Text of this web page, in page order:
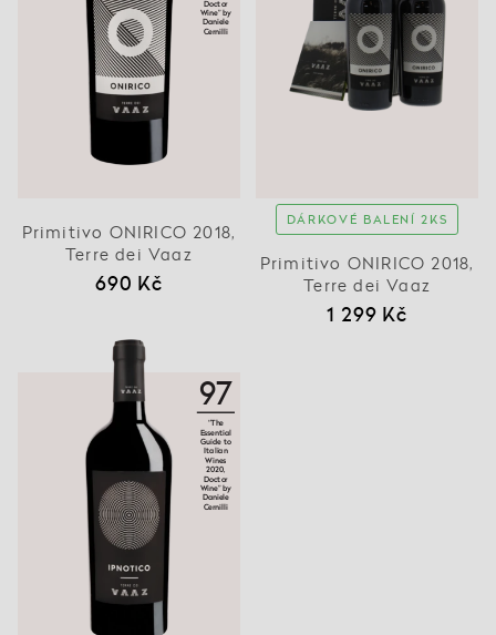
Doctor
Wine” by
Daniele
Cernilli
Primitivo ONIRICO 2018,
Terre dei Vaaz
690 Kč
DÁRKOVÉ BALENÍ 2KS
Primitivo ONIRICO 2018,
Terre dei Vaaz
1 299 Kč
97
“The
Essential
Guide to
Italian
Wines
2020,
Doctor
Wine” by
Daniele
Cernilli